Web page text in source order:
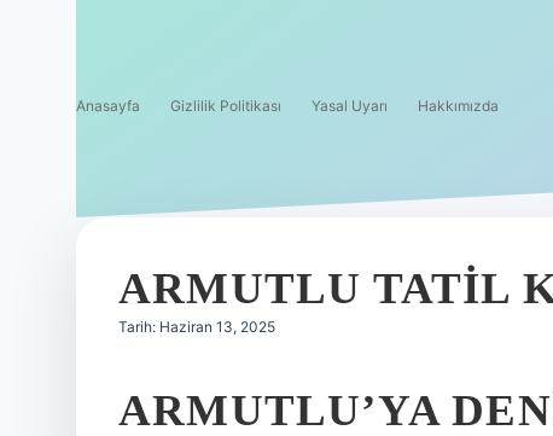
Anasayfa Gizlilik Politikası Yasal Uyarı Hakkımızda
ARMUTLU TATIL
Tarih: Haziran 13, 2025
ARMUTLU’YA